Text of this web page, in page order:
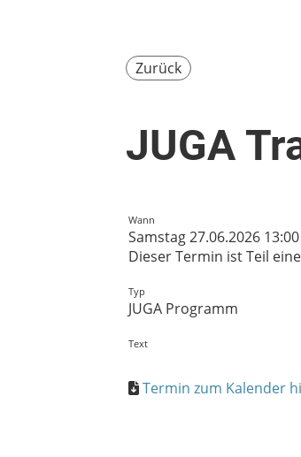
Zurück
JUGA
Wann
Samstag 27.06.2026
Dieser Termin ist Teil
Typ
JUGA Programm
Text
Termin zum Kalender